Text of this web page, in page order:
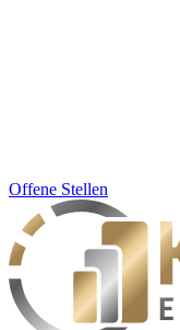
Offene Stellen